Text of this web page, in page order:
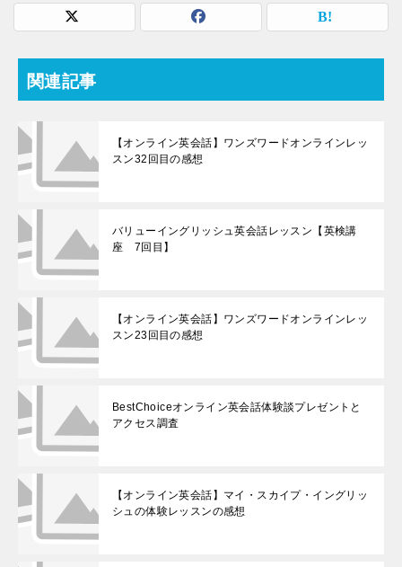
関連記事
【オンライン英会話】ワンズワードオンラインレッ
スン32回目の感想
バリューイングリッシュ英会話レッスン【英検講
座 7回目】
【オンライン英会話】ワンズワードオンラインレッ
スン23回目の感想
BestChoiceオンライン英会話体験談プレゼントと
アクセス調査
【オンライン英会話】マイ・スカイプ・イングリッ
シュの体験レッスンの感想